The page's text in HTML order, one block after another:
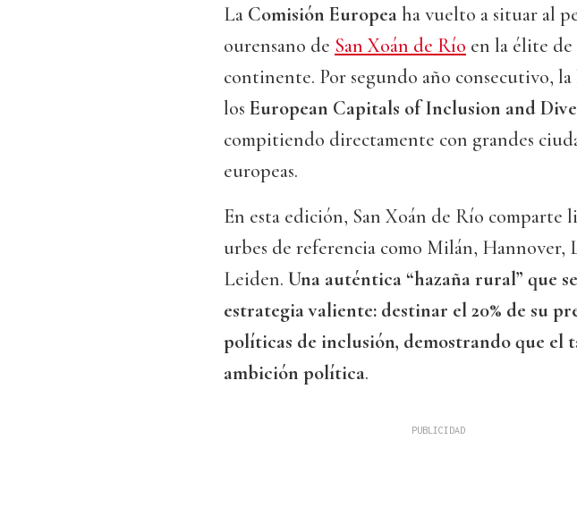
La Comisión Europeaha vuelto a situar al
ourensano de San Xoán de Río en la élite de
continente. Por segundo año consecutivo,
los European Capitals of Inclusion and
compitiendo directamente con grandes
europeas.
En esta edición, San Xoán de Río comparte
urbes de referencia como Milán, Hannover,
Leiden. Una auténtica “hazaña rural” que
estrategia valiente: destinar el 20% de su
políticas de inclusión, demostrando que el
ambición política.